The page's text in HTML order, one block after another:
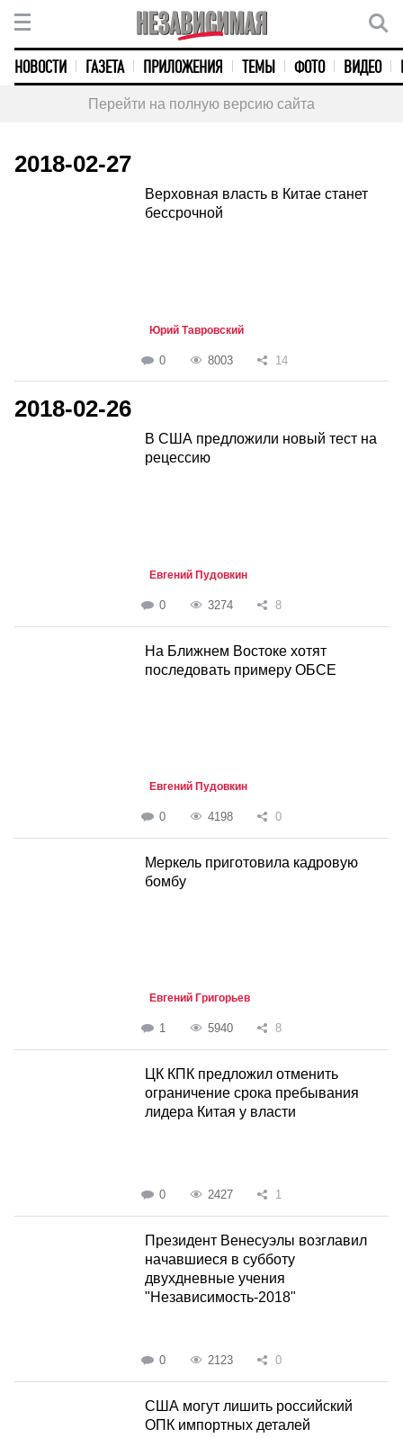
НОВОСТИ ГАЗЕТА ПРИЛОЖЕНИЯ ТЕМЫ ФОТО ВИДЕО
Перейти на полную версию сайта
2018-02-27
Верховная власть в Китае станет
бессрочной
Юрий Тавровский
0 8003 14
2018-02-26
В США предложили новый тест на
рецессию
Евгений Пудовкин
0 3274 8
На Ближнем Востоке хотят
последовать примеру ОБСЕ
Евгений Пудовкин
0 4198 0
Меркель приготовила кадровую
бомбу
Евгений Григорьев
1 5940 8
ЦК КПК предложил отменить
ограничение срока пребывания
лидера Китая у власти
0 2427 1
Президент Венесуэлы возглавил
начавшиеся в субботу
двухдневные учения
"Независимость-2018"
0 2123 0
США могут лишить российский
ОПК импортных деталей